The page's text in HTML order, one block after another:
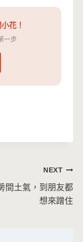
花！
一步
NEXT
間土氣，到朋友都
想來蹭住